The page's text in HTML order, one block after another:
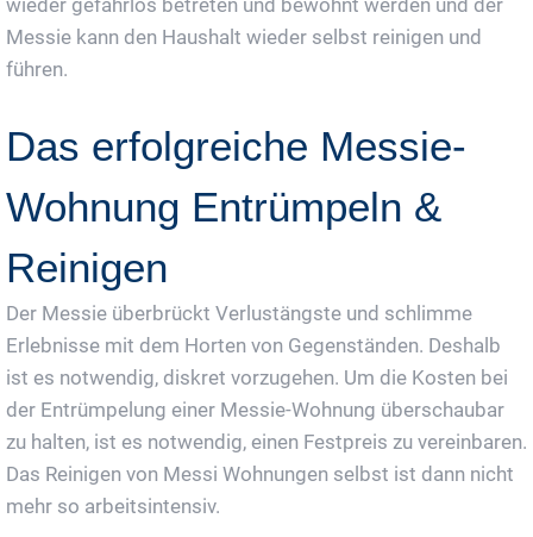
wieder gefahrlos betreten und bewohnt werden und der
Messie kann den Haushalt wieder selbst reinigen und
führen.
Das erfolgreiche Messie-
Wohnung Entrümpeln &
Reinigen
Der Messie überbrückt Verlustängste und schlimme
Erlebnisse mit dem Horten von Gegenständen. Deshalb
ist es notwendig, diskret vorzugehen. Um die Kosten bei
der Entrümpelung einer Messie-Wohnung überschaubar
zu halten, ist es notwendig, einen Festpreis zu vereinbaren.
Das Reinigen von Messi Wohnungen selbst ist dann nicht
mehr so arbeitsintensiv.